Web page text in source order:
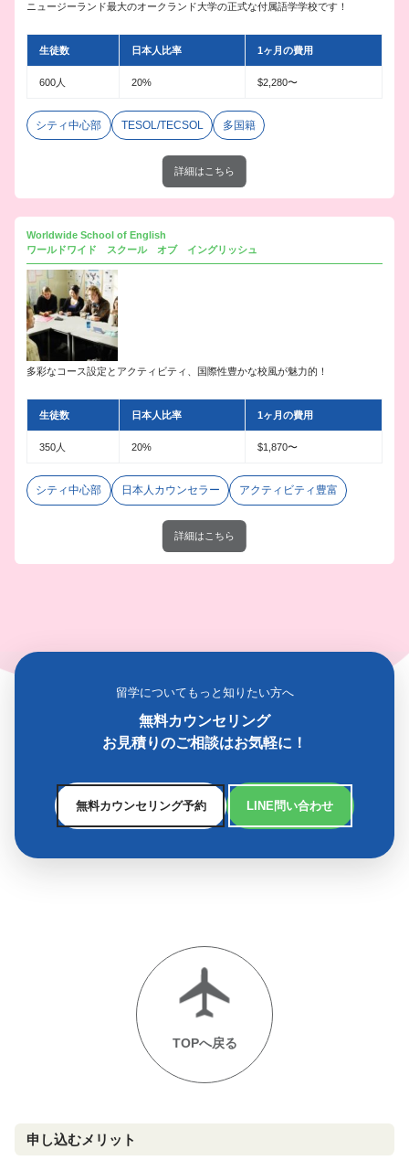
ニュージーランド最大のオークランド大学の正式な付属語学学校です！
生徒数 日本人比率 1ヶ月の費用
600人 20% $2,280〜
シティ中心部 TESOL/TECSOL 多国籍
詳細はこちら
Worldwide School of English
ワールドワイド スクール オブ イングリッシュ
多彩なコース設定とアクティビティ、国際性豊かな校風が魅力的！
生徒数 日本人比率 1ヶ月の費用
350人 20% $1,870〜
シティ中心部 日本人カウンセラー アクティビティ豊富
詳細はこちら
留学についてもっと知りたい方へ
無料カウンセリング
お見積りのご相談はお気軽に！
無料カウンセリング予約 LINE問い合わせ
TOPへ戻る
申し込むメリット